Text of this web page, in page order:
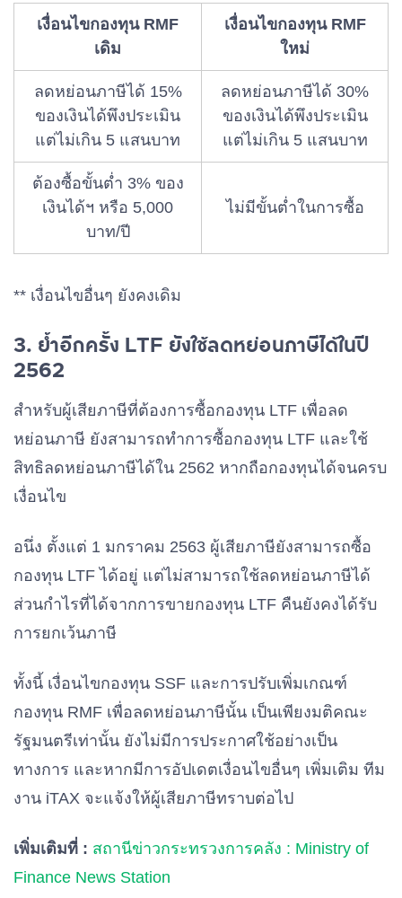
เงื่อนไขกองทุน RMF
เดิม
เงื่อนไขกองทุน RMF
ใหม่
ลดหย่อนภาษีได้ 15%
ของเงินได้พึงประเมิน
แต่ไม่เกิน 5 แสนบาท
ลดหย่อนภาษีได้ 30%
ของเงินได้พึงประเมิน
แต่ไม่เกิน 5 แสนบาท
ต้องซื้อขั้นต่ำ 3% ของ
เงินได้ฯ หรือ 5,000
บาท/ปี
ไม่มีขั้นต่ำในการซื้อ
** เงื่อนไขอื่นๆ ยังคงเดิม
3. ย้ำอีกครั้ง LTF ยังใช้ลดหย่อนภาษีได้ในปี
2562
สำหรับผู้เสียภาษีที่ต้องการซื้อกองทุน LTF เพื่อลด
หย่อนภาษี ยังสามารถทำการซื้อกองทุน LTF และใช้
สิทธิลดหย่อนภาษีได้ใน 2562 หากถือกองทุนได้จนครบ
เงื่อนไข
อนึ่ง ตั้งแต่ 1 มกราคม 2563 ผู้เสียภาษียังสามารถซื้อ
กองทุน LTF ได้อยู่ แต่ไม่สามารถใช้ลดหย่อนภาษีได้
ส่วนกำไรที่ได้จากการขายกองทุน LTF คืนยังคงได้รับ
การยกเว้นภาษี
ทั้งนี้ เงื่อนไขกองทุน SSF และการปรับเพิ่มเกณฑ์
กองทุน RMF เพื่อลดหย่อนภาษีนั้น เป็นเพียงมติคณะ
รัฐมนตรีเท่านั้น ยังไม่มีการประกาศใช้อย่างเป็น
ทางการ และหากมีการอัปเดตเงื่อนไขอื่นๆ เพิ่มเติม ทีม
งาน iTAX จะแจ้งให้ผู้เสียภาษีทราบต่อไป
เพิ่มเติมที่ : สถานีข่าวกระทรวงการคลัง : Ministry of
Finance News Station